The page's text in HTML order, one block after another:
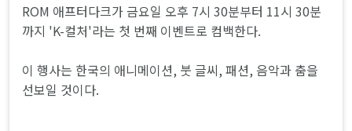
ROM 애프터다크가 금요일 오후 7시 30분부터 11시 30분
까지 'K-컬처'라는 첫 번째 이벤트로 컴백한다.
이 행사는 한국의 애니메이션, 붓 글씨, 패션, 음악과 춤을
선보일 것이다.